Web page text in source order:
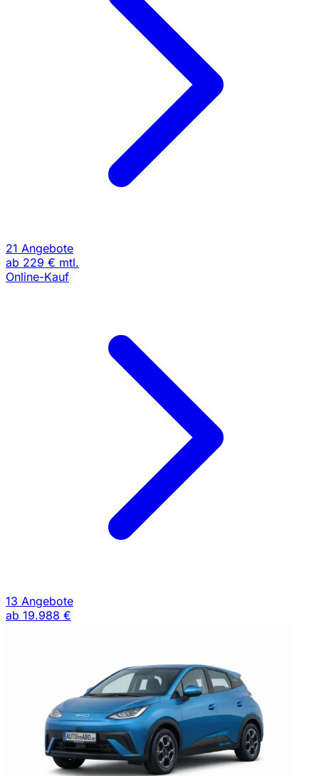
21 Angebote
ab 229 € mtl.
Online-Kauf
13 Angebote
ab 19.988 €